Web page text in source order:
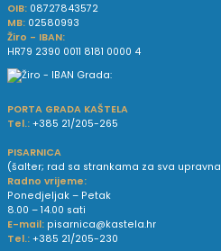
OIB: 08727843572
MB: 02580993
Žiro - IBAN:
HR79 2390 0011 8181 0000 4
PORTA GRADA KAŠTELA
Tel.: +385 21/205-265
PISARNICA
(šalter; rad sa strankama za sva
Radno vrijeme:
Ponedjeljak – Petak
8.00 – 14.00 sati
E-mail: pisarnica@kastela.hr
Tel.: +385 21/205-230